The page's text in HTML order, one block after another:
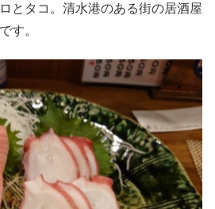
とタコ。清水港のある街の居酒屋
す。